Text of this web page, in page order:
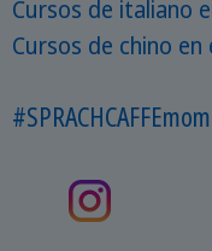
Cursos de italiano
Cursos de chino